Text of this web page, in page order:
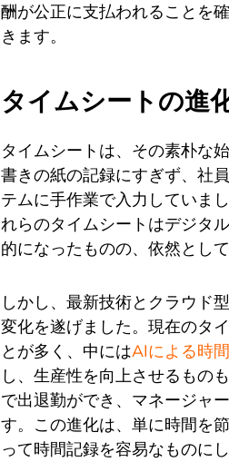
酬が公正に支払われることを
きます。
タイムシートの進
タイムシートは、その素朴な
書きの紙の記録にすぎず、社
テムに手作業で入力していま
れらのタイムシートはデジタ
的になったものの、依然とし
しかし、最新技術とクラウド
変化を遂げました。現在のタ
とが多く、中にはAIによる時
し、生産性を向上させるもの
で出退勤ができ、マネージャ
す。この進化は、単に時間を
って時間記録を容易なものに